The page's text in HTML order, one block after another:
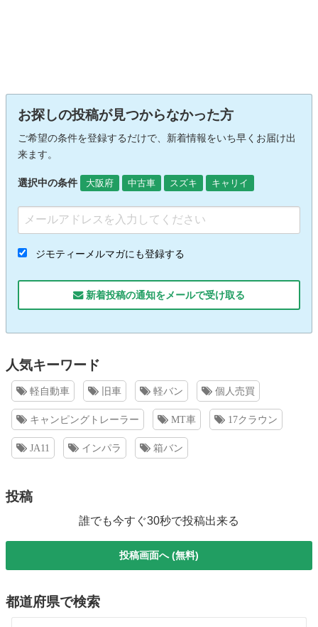
お探しの投稿が見つからなかった方
ご希望の条件を登録するだけで、新着情報をいち早くお届け出
来ます。
選択中の条件 大阪府 中古車 スズキ キャリイ
ジモティーメルマガにも登録する
新着投稿の通知をメールで受け取る
人気キーワード
軽自動車 旧車 軽バン 個人売買
キャンピングトレーラー MT車 17クラウン
JA11 インパラ 箱バン
投稿
誰でも今すぐ30秒で投稿出来る
投稿画面へ (無料)
都道府県で検索